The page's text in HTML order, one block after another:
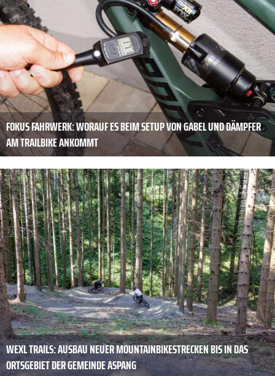
FOKUS FAHRWERK: WORAUF ES BEIM SETUP VON GABEL UND DÄMPFER
AM TRAILBIKE ANKOMMT
WEXL TRAILS: AUSBAU NEUER MOUNTAINBIKESTRECKEN BIS IN DAS
ORTSGEBIET DER GEMEINDE ASPANG